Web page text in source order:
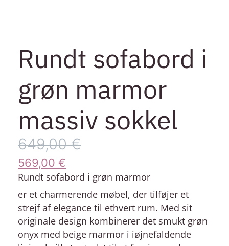
Rundt sofabord i
grøn marmor
massiv sokkel
649,00€
569,00 €
Rundt sofabord i grøn marmor
er et charmerende møbel, der tilføjer et
strejf af elegance til ethvert rum. Med sit
originale design kombinerer det smukt grøn
onyx med beige marmor i iøjnefaldende